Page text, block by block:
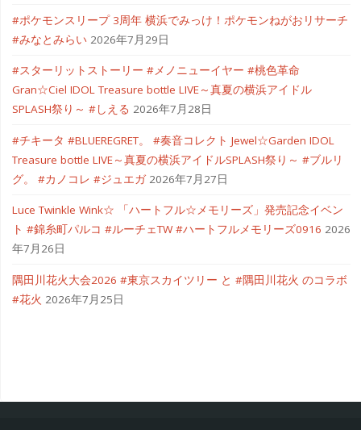
#ポケモンスリープ 3周年 横浜でみっけ！ポケモンねがおリサーチ
#みなとみらい 2026年7月29日
#スターリットストーリー #メノニューイヤー #桃色革命
Gran☆Ciel IDOL Treasure bottle LIVE～真夏の横浜アイドル
SPLASH祭り～ #しえる 2026年7月28日
#チキータ #BLUEREGRET。 #奏音コレクト Jewel☆Garden IDOL
Treasure bottle LIVE～真夏の横浜アイドルSPLASH祭り～ #ブルリ
グ。 #カノコレ #ジュエガ 2026年7月27日
Luce Twinkle Wink☆ 「ハートフル☆メモリーズ」発売記念イベン
ト #錦糸町パルコ #ルーチェTW #ハートフルメモリーズ0916 2026
年7月26日
隅田川花火大会2026 #東京スカイツリー と #隅田川花火 のコラボ
#花火 2026年7月25日